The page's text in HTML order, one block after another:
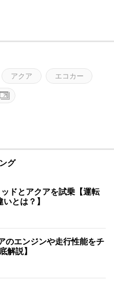
アクア エコカー
グ
ドとアクアを試乗【運転
とは？】
のエンジンや走行性能をチ
解説】